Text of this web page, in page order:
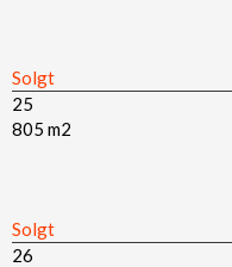
Solgt​
25
805 m2​
Solgt​
26